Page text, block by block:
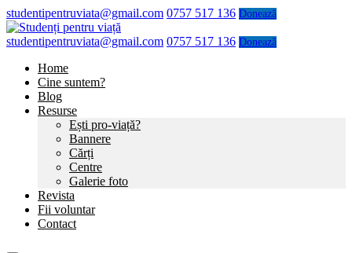
studentipentruviata@gmail.com 0757 517 136 Donează
studentipentruviata@gmail.com 0757 517 136 Donează
Home
Cine suntem?
Blog
Resurse
Ești pro-viață?
Bannere
Cărți
Centre
Galerie foto
Revista
Fii voluntar
Contact